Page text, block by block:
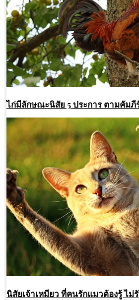
ไก่มีลักษณะนิสัย 5 ประการ ตามคัม
นิสัยเจ้าเหมียว ที่คนรักแมวต้องรู้ ไม่